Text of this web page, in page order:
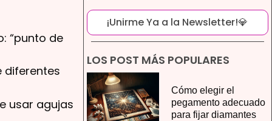
“punto de
diferentes
usar agujas
¡Unirme Ya a la Newsletter!💎
LOS POST MÁS POPULARES
Cómo elegir el
pegamento adecuado
para fijar diamantes